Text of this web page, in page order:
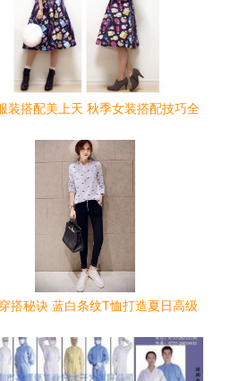
装搭配美上天 秋季女装搭配技巧全
搭秘诀 蓝白条纹T恤打造夏日高级